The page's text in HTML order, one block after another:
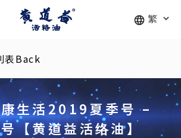
表Back
生活2019夏季号 –
【黄道益活络油】